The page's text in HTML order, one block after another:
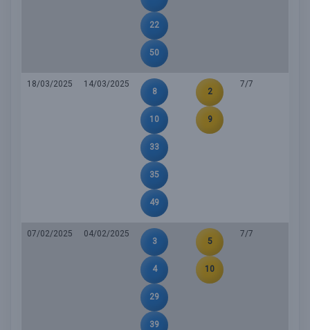
22
50
18/03/2025
14/03/2025
8
10
33
35
49
2
9
7/7
07/02/2025
04/02/2025
3
4
29
39
5
10
7/7